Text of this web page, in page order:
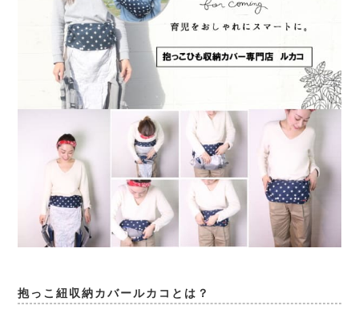
抱っこ紐収納カバールカコとは？